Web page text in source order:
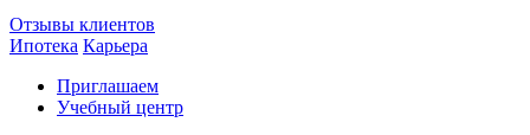
Отзывы клиентов
Ипотека Карьера
Приглашаем
Учебный центр